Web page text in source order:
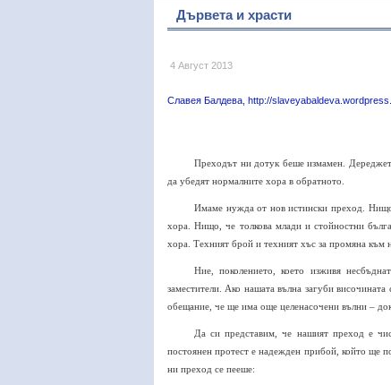
Дървета и храсти
4 Август 2013
Славея Балдева, http://
Преходът ни дотук беше измамен.
да убедят нормалните хора в обратното.
Имаме нужда от нов истински преход.
хора. Нищо, че толкова млади и стойностни
хора. Техният брой и техният хъс за промяна към
Ние, поколението, което изживя
заместители. Ако нашата вълна загуби
обещание, че ще има още целенасочени вълни –
Да си представим, че нашият преход е
постоянен протест е надежден прибой, който ще
ни преход се пееше: